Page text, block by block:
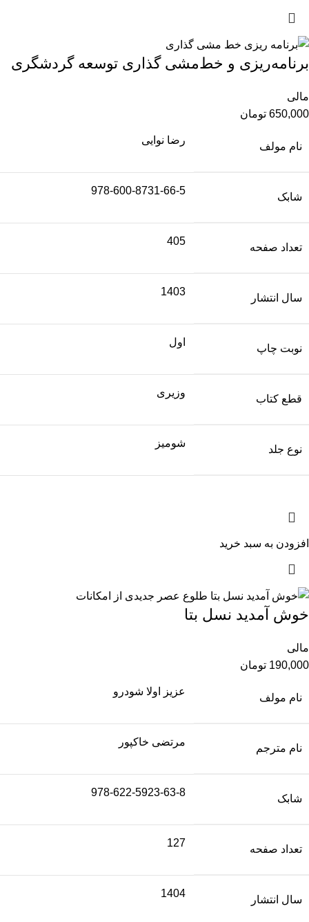
برنامه‌ریزی و خط‌مشی گذاری توسعه گردشگری
مالی
650,000 تومان
نام مولف
رضا نوایی
شابک
978-600-8731-66-5
تعداد صفحه
405
سال انتشار
1403
نوبت چاپ
اول
قطع کتاب
وزیری
نوع جلد
شومیز
افزودن به سبد خرید
خوش آمدید نسل بتا
مالی
190,000 تومان
نام مولف
عزیز اولا شودرو
نام مترجم
مرتضی خاکپور
شابک
978-622-5923-63-8
تعداد صفحه
127
سال انتشار
1404